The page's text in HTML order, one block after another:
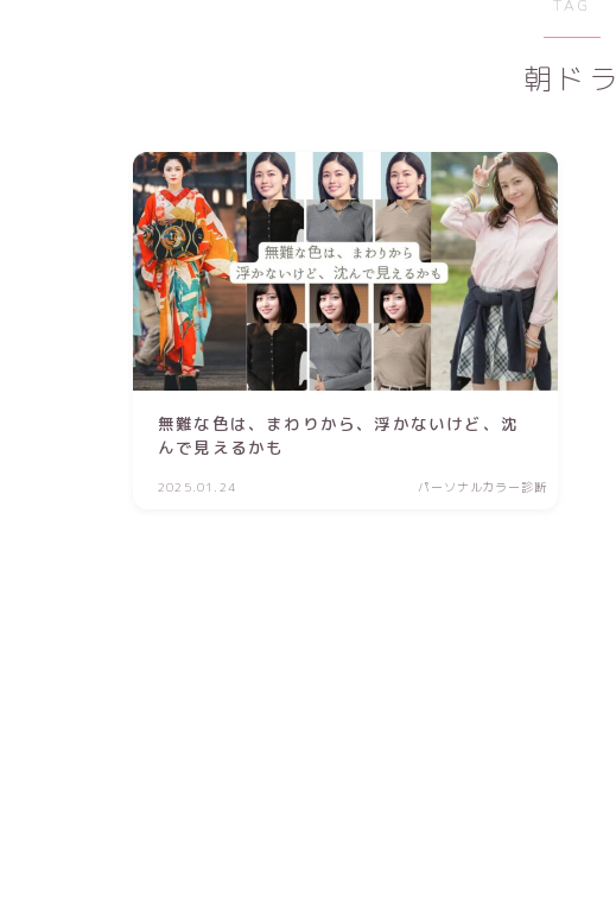
TAG
朝ドラ
無難な色は、まわりから、浮かないけど、沈
んで見えるかも
2025.01.24 パーソナルカラー診断